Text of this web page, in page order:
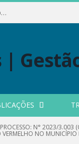
Conselho Municipal de Assistência Social realiza oficina aos servidores
N° 2023/3.003
NO MUNICÍPIO